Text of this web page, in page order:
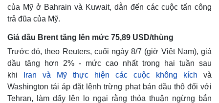
của Mỹ ở Bahrain và Kuwait, dẫn đến các cuộc tấn công
trả đũa của Mỹ.
Giá dầu Brent tăng lên mức 75,89 USD/thùng
Trước đó, theo Reuters, cuối ngày 8/7 (giờ Việt Nam), giá
dầu tăng hơn 2% - mức cao nhất trong hai tuần sau
khi
Iran và Mỹ thực hiện các cuộc không kích và
Washington tái áp đặt lệnh trừng phạt bán dầu thô đối với
Tehran, làm dấy lên lo ngại rằng thỏa thuận ngừng bắn